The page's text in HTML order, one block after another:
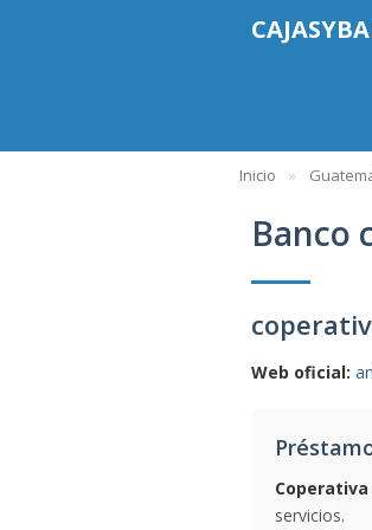
Inicio
Banco
Web oficial:
Coperativa
servicios.